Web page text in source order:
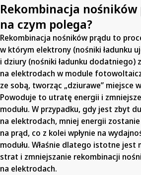
Rekombinacja nośników
na czym polega?
Rekombinacja nośników prądu to
w którym elektrony (nośniki ładunku
i dziury (nośniki ładunku dodatniego)
na elektrodach w module
ze sobą, tworząc „dziurawe” miejsce
Powoduje to utratę energii i
modułu. W przypadku, gdy jest zbyt
na elektrodach, mniej energii
na prąd, co z kolei wpłynie na
modułu. Właśnie dlatego istotne jest
strat i zmniejszanie rekombinacji
na elektrodach.